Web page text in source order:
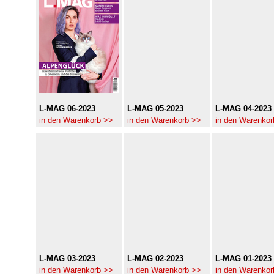
L-MAG 06-2023
in den Warenkorb >>
L-MAG 05-2023
in den Warenkorb >>
L-MAG 04-2023
in den
L-MAG 03-2023
in den Warenkorb >>
L-MAG 02-2023
in den Warenkorb >>
L-MAG 01-2023
in den